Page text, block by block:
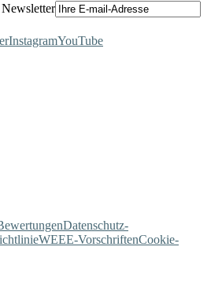
InstagramYouTube
Datenschutz-
WEEE-VorschriftenCookie-